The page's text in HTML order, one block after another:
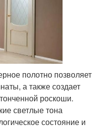
полотно позволяет
а также создает
роскоши.
светлые тона
состояние и